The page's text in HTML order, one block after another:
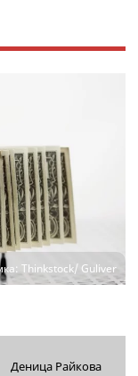
Thinkstock/ Guliver
Деница Райкова